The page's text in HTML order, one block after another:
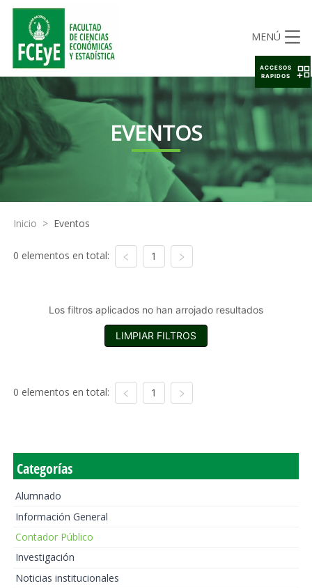
MENÚ
EVENTOS
Inicio > Eventos
0 elementos en total: 1
Los filtros aplicados no han arrojado resultados
LIMPIAR FILTROS
0 elementos en total: 1
Categorías
Alumnado
Información General
Contador Público
Investigación
Noticias institucionales
ACCESOS
RAPIDOS